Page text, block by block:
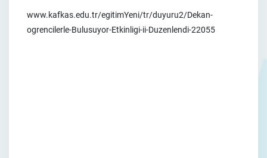
www.kafkas.edu.tr/egitimYeni/tr/duyuru2/Dekan-
ogrencilerle-Bulusuyor-Etkinligi-ii-Duzenlendi-22055